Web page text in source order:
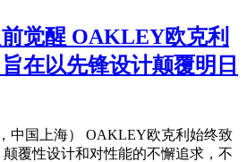
觉醒 OAKLEY欧克利
在以先锋设计颠覆明日
，中国上海） OAKLEY欧克利始终致
覆性设计和对性能的不懈追求，不